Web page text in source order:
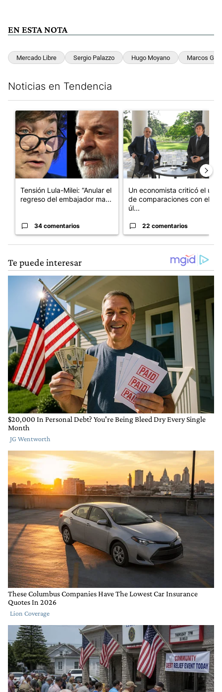
EN ESTA NOTA
Mercado Libre Sergio Palazzo Hugo Moyano Marcos
Noticias en Tendencia
Un artículo de tendencia con el título "Tensión Lula-Milei:
Tensión Lula-Milei: “Anular el
regreso del embajador ma...
34 comentarios
Un artículo de tendencia con
Un economista criticó el uso
de comparaciones con el
úl...
22 comentarios